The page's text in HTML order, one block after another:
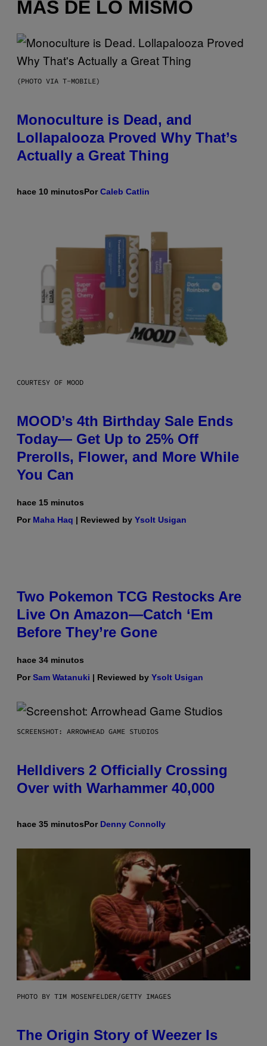
MÁS DE LO MISMO
(PHOTO VIA T-MOBILE)
Monoculture is Dead, and
Lollapalooza Proved Why That’s
Actually a Great Thing
hace 10 minutosPorCaleb Catlin
COURTESY OF MOOD
MOOD’s 4th Birthday Sale Ends
Today— Get Up to 25% Off
Prerolls, Flower, and More While
You Can
hace 15 minutos
Por Maha Haq | Reviewed by Ysolt Usigan
Two Pokemon TCG Restocks Are
Live On Amazon—Catch ‘Em
Before They’re Gone
hace 34 minutos
PorSam Watanuki | Reviewed by Ysolt Usigan
SCREENSHOT: ARROWHEAD GAME STUDIOS
Helldivers 2 Officially Crossing
Over with Warhammer 40,000
hace 35 minutosPor Denny Connolly
PHOTO BY TIM MOSENFELDER/GETTY IMAGES
The Origin Story of Weezer Is